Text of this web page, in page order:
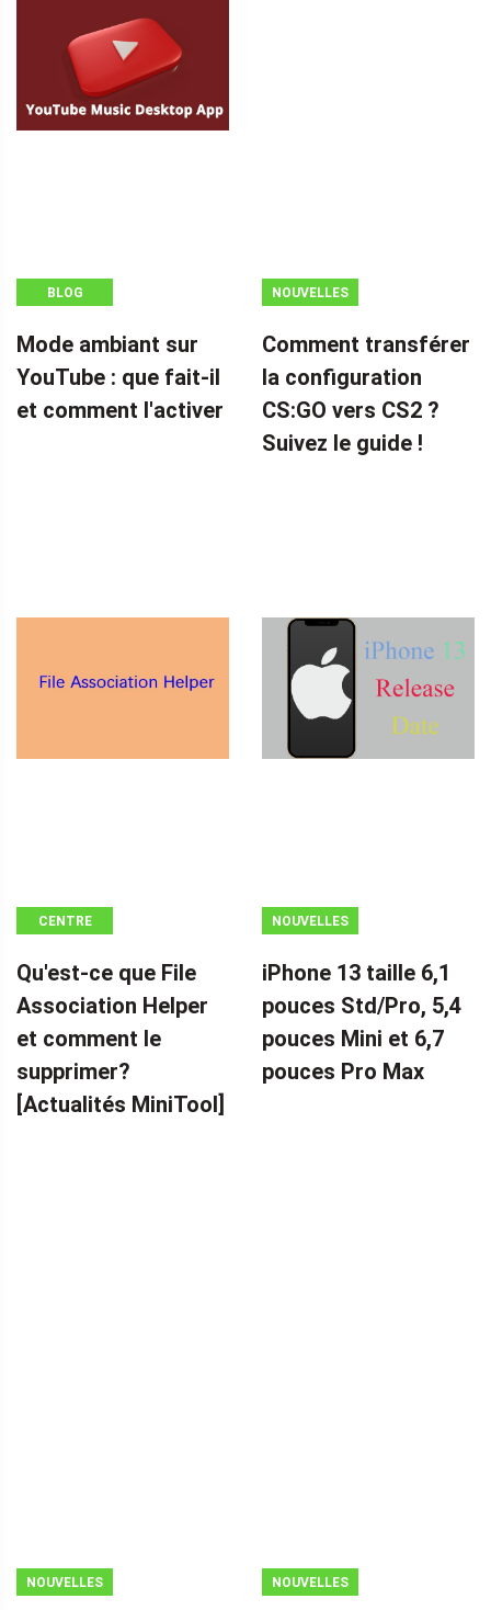
BLOG
Mode ambiant sur
YouTube : que fait-il
et comment l'activer
NOUVELLES
Comment transférer
la configuration
CS:GO vers CS2 ?
Suivez le guide !
CENTRE
MINITOOL
Qu'est-ce que File
Association Helper
et comment le
supprimer?
[Actualités MiniTool]
NOUVELLES
iPhone 13 taille 6,1
pouces Std/Pro, 5,4
pouces Mini et 6,7
pouces Pro Max
NOUVELLES NOUVELLES